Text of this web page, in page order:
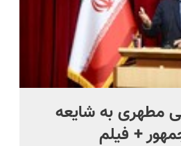
مطهری به شایعه
+ فیلم